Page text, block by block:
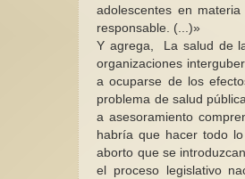
adolescentes en
responsable. (...)»
Y agrega, La salud de
organizaciones
a ocuparse de los
problema de salud
a asesoramiento
habría que hacer todo
aborto que se
el proceso legislativo